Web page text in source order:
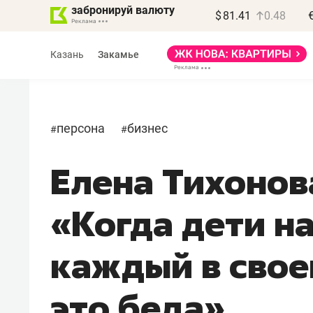
забронируй валюту $ 81.41 0.48
Казань Закамье
#персона #бизнес
Елена
«Когда дети
каждый в
Василь Мазитов
МАРТ
«Не зная местных
правил, бизнес может
потерять минимум